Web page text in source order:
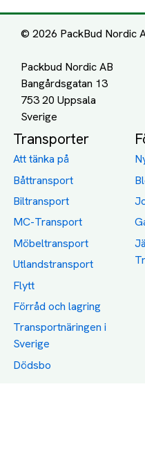
© 2026 PackBud Nordic
Packbud Nordic AB
Bangårdsgatan 13
753 20 Uppsala
Transporter
Att tänka på
Båttransport
Biltransport
MC-Transport
Möbeltransport
Utlandstransport
Flytt
Förråd och lagring
Transportnäringen i
Sverige
Dödsbo